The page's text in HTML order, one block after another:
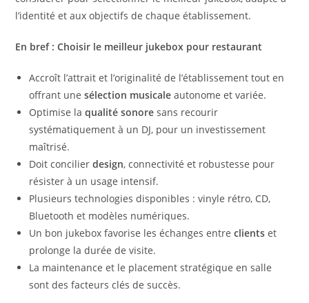
l’identité et aux objectifs de chaque établissement.
En bref : Choisir le meilleur jukebox pour restaurant
Accroît l’attrait et l’originalité de l’établissement tout en
offrant unesélection musicale autonome et variée.
Optimise laqualité sonore sans recourir
systématiquement à un DJ, pour un investissement
maîtrisé.
Doit concilierdesign, connectivité et robustesse pour
résister à un usage intensif.
Plusieurs technologies disponibles : vinyle rétro, CD,
Bluetooth et modèles numériques.
Un bon jukebox favorise les échanges entreclients et
prolonge la durée de visite.
La maintenance et le placement stratégique en salle
sont des facteurs clés de succès.